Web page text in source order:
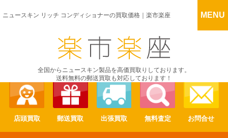
MENU
ニュースキン リッチ コンディショナーの買取価格｜楽市楽座
全国からニュースキン製品を高価買取りしております。
送料無料の郵送買取も対応しております！
店頭買取 郵送買取 出張買取 無料査定 お問合せ